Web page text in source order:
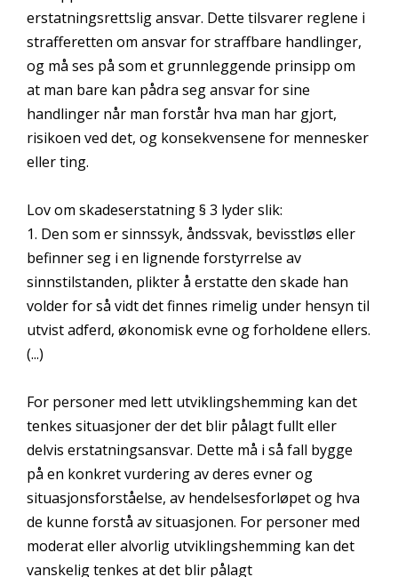
erstatningsrettslig ansvar. Dette tilsvarer reglene i
strafferetten om ansvar for straffbare handlinger,
og må ses på som et grunnleggende prinsipp om
at man bare kan pådra seg ansvar for sine
handlinger når man forstår hva man har gjort,
risikoen ved det, og konsekvensene for mennesker
eller ting.
Lov om skadeserstatning § 3 lyder slik:
1. Den som er sinnssyk, åndssvak, bevisstløs eller
befinner seg i en lignende forstyrrelse av
sinnstilstanden, plikter å erstatte den skade han
volder for så vidt det finnes rimelig under hensyn til
utvist adferd, økonomisk evne og forholdene ellers.
(...)
For personer med lett utviklingshemming kan det
tenkes situasjoner der det blir pålagt fullt eller
delvis erstatningsansvar. Dette må i så fall bygge
på en konkret vurdering av deres evner og
situasjonsforståelse, av hendelsesforløpet og hva
de kunne forstå av situasjonen. For personer med
moderat eller alvorlig utviklingshemming kan det
vanskelig tenkes at det blir pålagt